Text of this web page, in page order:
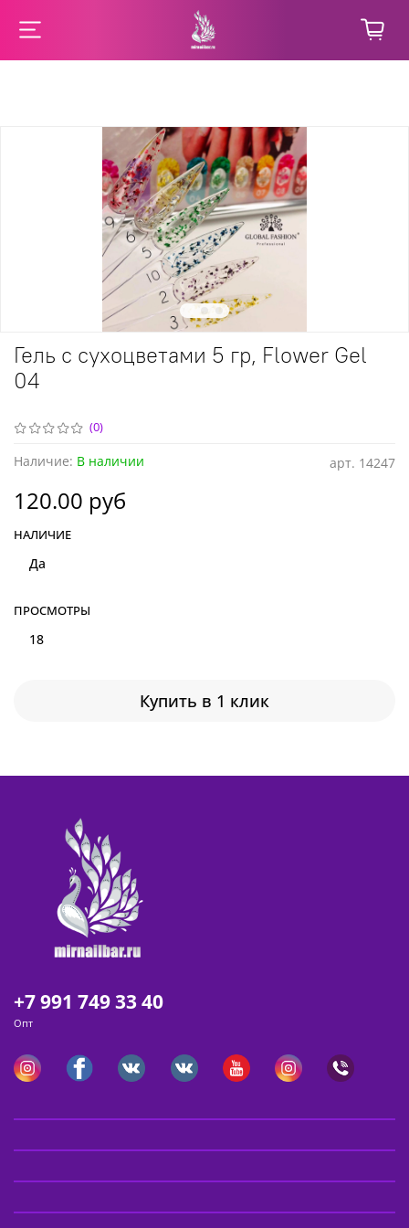
(0)
арт. 14247
Наличие: В наличии
Гель с сухоцветами 5 гр, Flower Gel
04
120.00 руб
Купить в 1 клик
НАЛИЧИЕ
Да
ПРОСМОТРЫ
18
+7 991 749 33 40
Опт